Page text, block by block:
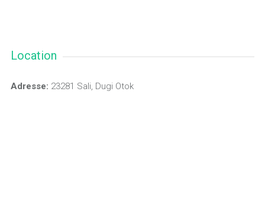
Location
Adresse: 23281 Sali, Dugi Otok